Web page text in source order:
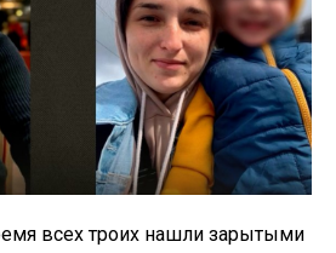
всех троих нашли зарытыми